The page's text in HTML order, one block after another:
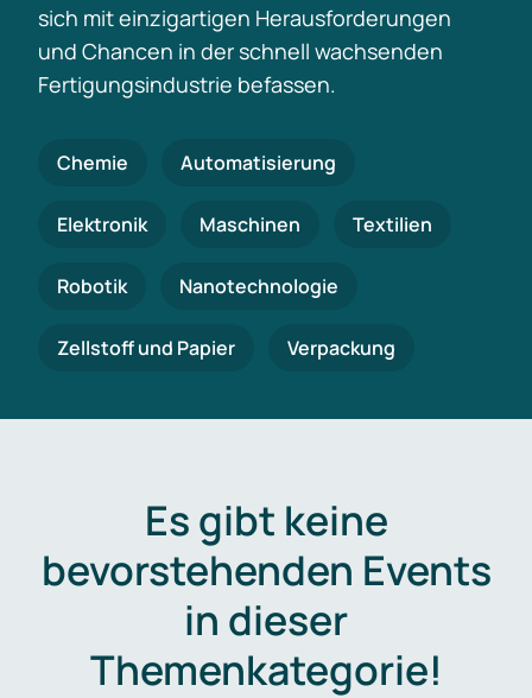
sich mit einzigartigen Herausforderungen
und Chancen in der schnell wachsenden
Fertigungsindustrie befassen.
Chemie Automatisierung
Elektronik Maschinen Textilien
Robotik Nanotechnologie
Zellstoff und Papier Verpackung
Es gibt keine
bevorstehenden Events
in dieser
Themenkategorie!